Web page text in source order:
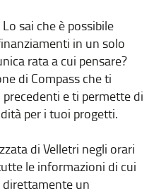
sai che è possibile
in un solo
rata a cui pensare?
di Compass che ti
e ti permette di
per i tuoi progetti.
di Velletri negli orari
le informazioni di cui
direttamente un